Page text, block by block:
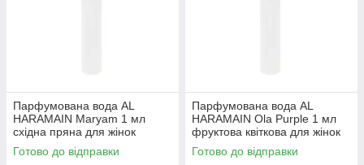
Парфумована вода AL
HARAMAIN Maryam 1 мл
східна пряна для жінок
розпив пробник стійкий
аромат Аль Харамейн
Готово до відправки
Парфумована вода AL
HARAMAIN Ola Purple 1 мл
фруктова квіткова для жінок
стійкий розпив Аль Харамейн
Готово до відправки